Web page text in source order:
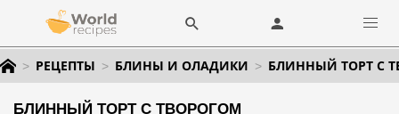
РЕЦЕПТЫ БЛИНЫ И ОЛАДИКИ БЛИННЫЙ ТОРТ С
БЛИННЫЙ ТОРТ С ТВОРОГОМ